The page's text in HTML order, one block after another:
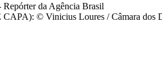
Repórter da Agência Brasil
CAPA): © Vinicius Loures / Câmara dos